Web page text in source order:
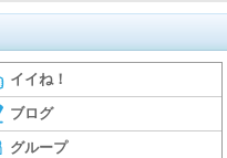
イイね！
ブログ
グループ